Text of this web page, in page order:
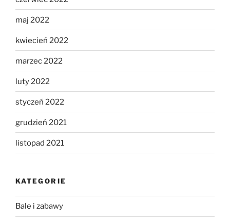
maj 2022
kwiecień 2022
marzec 2022
luty 2022
styczeń 2022
grudzień 2021
listopad 2021
KATEGORIE
Bale i zabawy